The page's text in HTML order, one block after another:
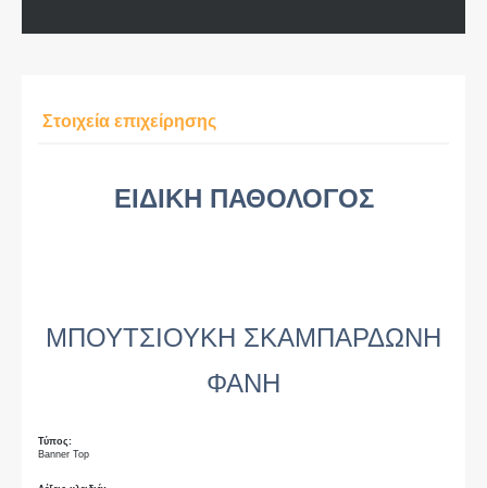
Στοιχεία επιχείρησης
ΕΙΔΙΚΗ ΠΑΘΟΛΟΓΟΣ
ΜΠΟΥΤΣΙΟΥΚΗ ΣΚΑΜΠΑΡΔΩΝΗ
ΦΑΝΗ
Τύπος:
Banner Top